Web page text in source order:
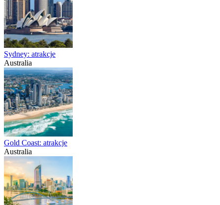
Sydney: atrakcje
Australia
Gold Coast: atrakcje
Australia